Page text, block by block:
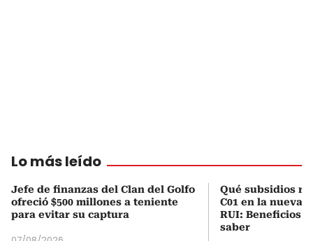
Lo más leído
Jefe de finanzas del Clan del Golfo
ofreció $500 millones a teniente
para evitar su captura
Qué subsidios
C01 en la nueva
RUI: Beneficios
saber